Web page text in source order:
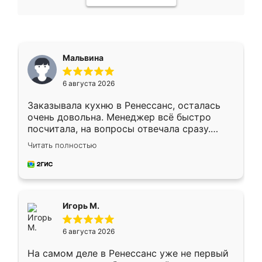
Мальвина
6 августа 2026
Заказывала кухню в Ренессанс, осталась
очень довольна. Менеджер всё быстро
посчитала, на вопросы отвечала сразу.
Замерщик приехал в субботу, подошёл к
делу со всей ответственностью. Собрали
за день, ребята работали аккуратно, даже
Читать полностью
Игорь М.
6 августа 2026
На самом деле в Ренессанс уже не первый